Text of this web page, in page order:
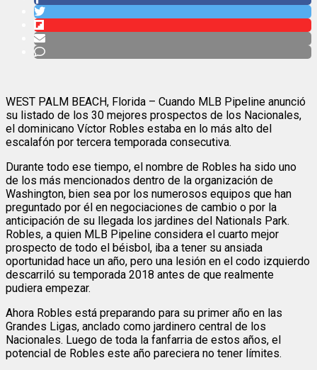
WEST PALM BEACH, Florida – Cuando MLB Pipeline anunció
su listado de los 30 mejores prospectos de los Nacionales,
el dominicano Víctor Robles estaba en lo más alto del
escalafón por tercera temporada consecutiva.
Durante todo ese tiempo, el nombre de Robles ha sido uno
de los más mencionados dentro de la organización de
Washington, bien sea por los numerosos equipos que han
preguntado por él en negociaciones de cambio o por la
anticipación de su llegada los jardines del Nationals Park.
Robles, a quien MLB Pipeline considera el cuarto mejor
prospecto de todo el béisbol, iba a tener su ansiada
oportunidad hace un año, pero una lesión en el codo izquierdo
descarriló su temporada 2018 antes de que realmente
pudiera empezar.
Ahora Robles está preparando para su primer año en las
Grandes Ligas, anclado como jardinero central de los
Nacionales. Luego de toda la fanfarria de estos años, el
potencial de Robles este año pareciera no tener límites.